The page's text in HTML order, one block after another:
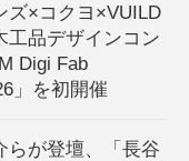
ズ×コクヨ×VUILD
工品デザインコン
Digi Fab
」を初開催
らが登壇、「長谷